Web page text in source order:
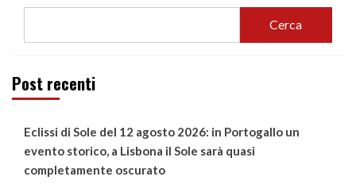
Cerca
Post recenti
Eclissi di Sole del 12 agosto 2026: in Portogallo un
evento storico, a Lisbona il Sole sarà quasi
completamente oscurato